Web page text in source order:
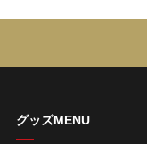
グッズMENU